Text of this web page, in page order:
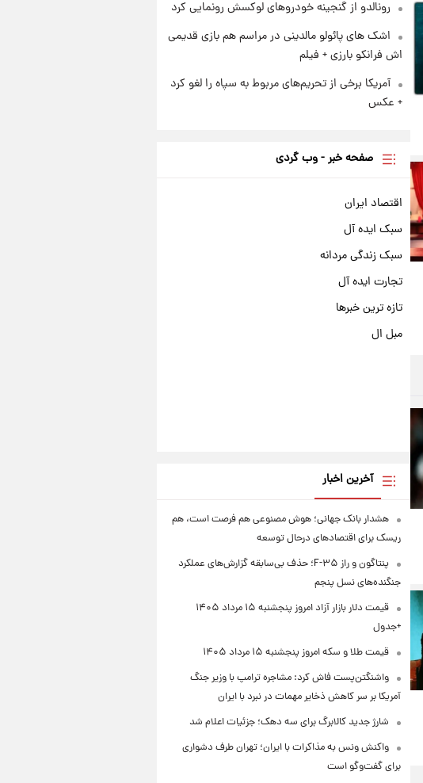
رونالدو از گنجینه خودروهای لوکسش رونمایی کرد
اشک های پائولو مالدینی در مراسم هم بازی قدیمی
اش فرانکو بارزی + فیلم
آمریکا برخی از تحریم‌های مربوط به سپاه را لغو کرد
+ عکس
صفحه خبر - وب گردی
اقتصاد ایران
سبک ایده آل
سبک زندگی مردانه
تجارت ایده آل
تازه ترین خبرها
مبل ال
آخرین اخبار
هشدار بانک جهانی؛ هوش مصنوعی هم فرصت است، هم
ریسک برای اقتصادهای درحال توسعه
پنتاگون و راز F-۳۵؛ حذف بی‌سابقه گزارش‌های عملکرد
جنگنده‌های نسل پنجم
قیمت دلار بازار آزاد امروز پنجشنبه ۱۵ مرداد ۱۴۰۵
+جدول
قیمت طلا و سکه امروز پنجشنبه ۱۵ مرداد ۱۴۰۵
واشنگتن‌پست فاش کرد: مشاجره ترامپ با وزیر جنگ
آمریکا بر سر کاهش ذخایر مهمات در نبرد با ایران
شارژ جدید کالابرگ برای سه دهک؛ جزئیات اعلام شد
واکنش ونس به مذاکرات با ایران؛ تهران طرف دشواری
برای گفت‌وگو است